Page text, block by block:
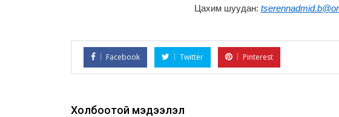
Цахим шуудан:
Facebook Twitter Pinterest
Холбоотой мэдээлэл